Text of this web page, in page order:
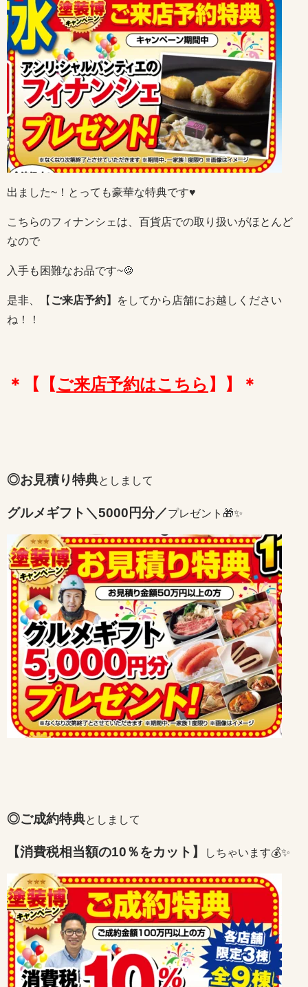
出ました~！とっても豪華な特典です♥
こちらのフィナンシェは、百貨店での取り扱いがほとんど
なので
入手も困難なお品です~🍪
是非、【 ご来店予約】
をしてから店舗にお越しください
ね！！
＊【【ご来店予約はこちら 】】＊
◎お見積り特典としまして
グルメギフト＼5000円分／プレゼント🎁✨
◎ご成約特典としまして
【消費税相当額の10％をカット】 しちゃいます💰✨